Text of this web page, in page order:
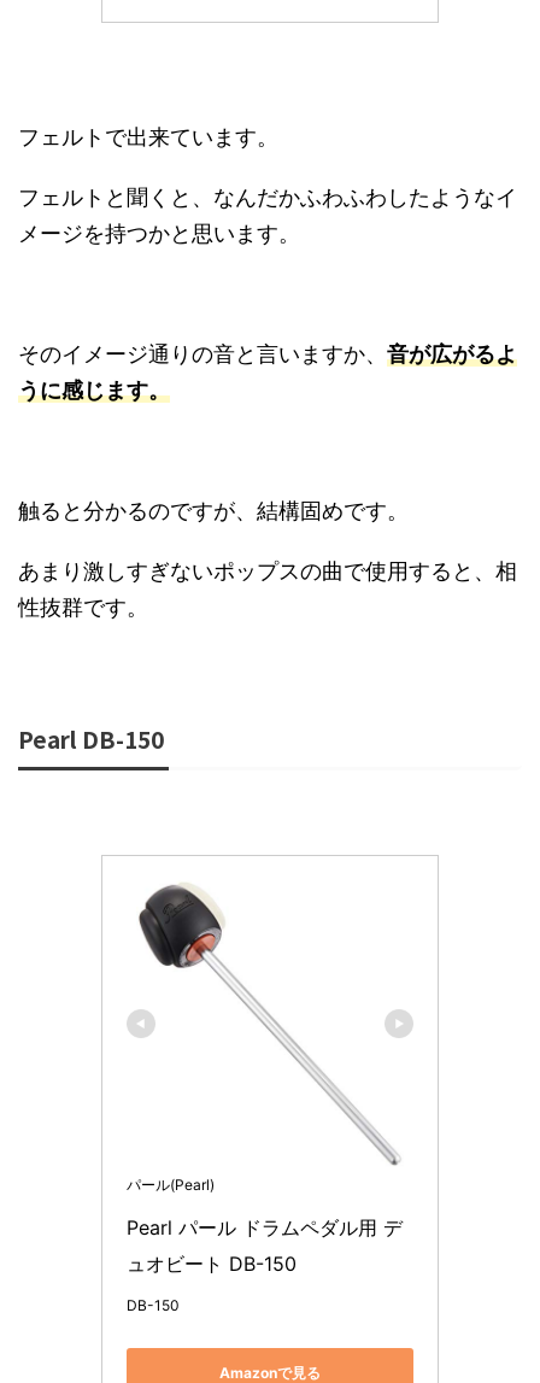
フェルトで出来ています。
フェルトと聞くと、なんだかふわふわしたようなイ
メージを持つかと思います。
そのイメージ通りの音と言いますか、 音が広がるよ
うに感じます。
触ると分かるのですが、結構固めです。
あまり激しすぎないポップスの曲で使用すると、相
性抜群です。
Pearl DB-150
パール(Pearl)
Pearl パール ドラムペダル用 デ
ュオビート DB-150
DB-150
Amazonで見る